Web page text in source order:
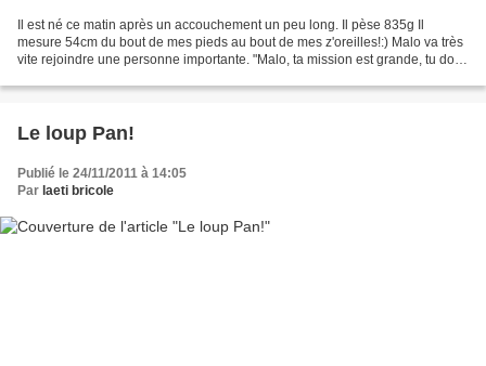
Il est né ce matin après un accouchement un peu long. Il pèse 835g Il
mesure 54cm du bout de mes pieds au bout de mes z'oreilles!:) Malo va très
vite rejoindre une personne importante. "Malo, ta mission est grande, tu dois
Le loup Pan!
Publié le 24/11/2011 à 14:05
Par laeti bricole